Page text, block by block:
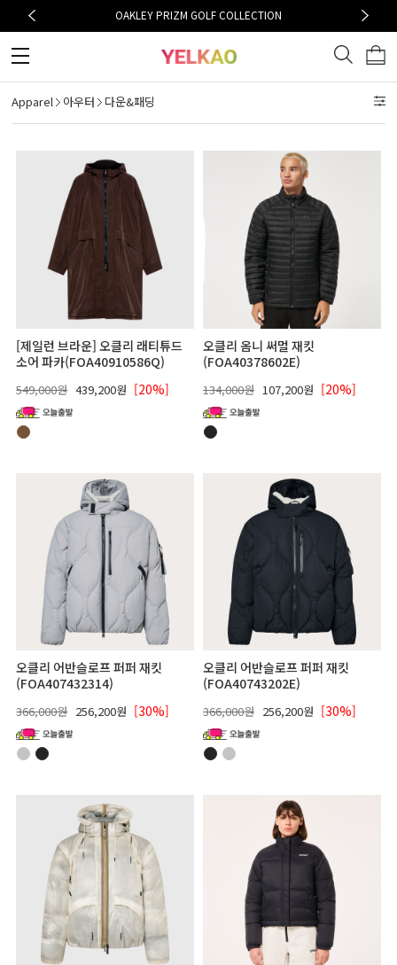
OAKLEY PRIZM GOLF COLLECTION
Apparel 아우터 다운&패딩
[제일런 브라운] 오클리 래티튜드
소어 파카(FOA40910586Q)
549,000원 439,200원 [20%]
오클리 옴니 써멀 재킷
(FOA40378602E)
134,000원 107,200원 [20%]
오클리 어반슬로프 퍼퍼 재킷
(FOA407432314)
366,000원 256,200원 [30%]
오클리 어반슬로프 퍼퍼 재킷
(FOA40743202E)
366,000원 256,200원 [30%]